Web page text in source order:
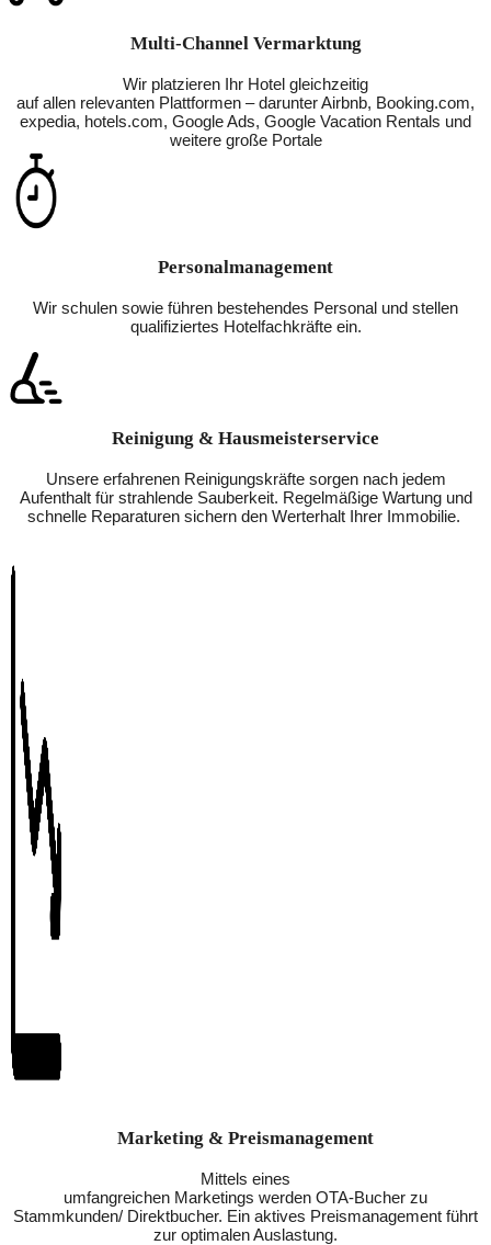
Multi-Channel Vermarktung
Wir platzieren Ihr Hotel gleichzeitig
auf allen relevanten Plattformen – darunter Airbnb, Booking.com,
expedia, hotels.com, Google Ads, Google Vacation Rentals und
weitere große Portale
Personalmanagement
Wir schulen sowie führen bestehendes Personal und stellen
qualifiziertes Hotelfachkräfte ein.
Reinigung & Hausmeisterservice
Unsere erfahrenen Reinigungskräfte sorgen nach jedem
Aufenthalt für strahlende Sauberkeit. Regelmäßige Wartung und
schnelle Reparaturen sichern den Werterhalt Ihrer Immobilie.
Marketing & Preismanagement
Mittels eines
umfangreichen Marketings werden OTA-Bucher zu
Stammkunden/ Direktbucher. Ein aktives Preismanagement führt
zur optimalen Auslastung.